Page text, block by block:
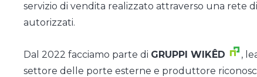
servizio di vendita realizzato attraverso una rete
autorizzati.
Dal 2022 facciamo parte di GRUPPI WIKÊD
,
settore delle porte esterne e produttore